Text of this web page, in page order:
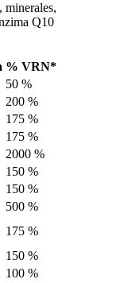
minerales,
Q10
% VRN*
50 %
200 %
175 %
175 %
2000 %
150 %
150 %
500 %
175 %
150 %
100 %